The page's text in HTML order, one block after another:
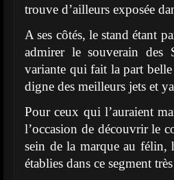
trouve d’ailleurs exposée
A ses côtés, le stand étant
admirer le souverain des
variante qui fait la part
digne des meilleurs jets et
Pour ceux qui l’auraient
l’occasion de découvrir le
sein de la marque au félin,
établies dans ce segment